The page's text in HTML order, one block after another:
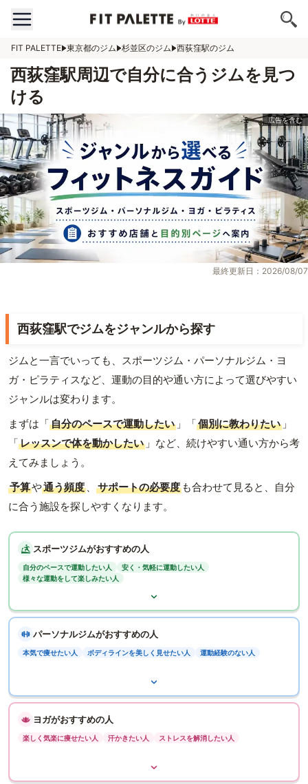
FIT PALETTE 東京都のジム 杉並区のジム 西荻窪駅のジム
西荻窪駅周辺で自分に合うジムを見つ
ける
最終更新日：2026/08/07
西荻窪駅でジムをジャンルから探す
ジムと一言でいっても、スポーツジム・パーソナルジム・ヨ
ガ・ピラティスなど、運動の目的や通い方によって選びやすい
ジャンルは変わります。
まずは「自分のペースで運動したい 」「個別に教わりたい 」
「レッスンで体を動かしたい 」など、続けやすい通い方から考
えてみましょう。
予算や通う頻度 、 サポートの必要度 も合わせて見ると、自分
に合う施設を探しやすくなります。
スポーツジムがおすすめの人
自分のペースで運動したい人
安く・気軽に運動したい人
様々な運動をして楽しみたい人
パーソナルジムがおすすめの人
本気で痩せたい人 ボディラインを美しく見せたい人 運動経験のない人
ヨガがおすすめの人
楽しく気楽に痩せたい人 汗かきたい人 ストレスを解消したい人